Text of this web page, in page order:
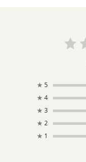
★ 5
★ 4
★ 3
★ 2
★ 1